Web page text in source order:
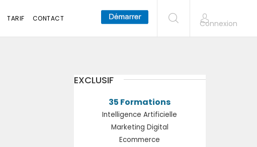
TARIF CONTACT
Connexion
EXCLUSIF
35 Formations
Intelligence Artificielle
Marketing Digital
Ecommerce